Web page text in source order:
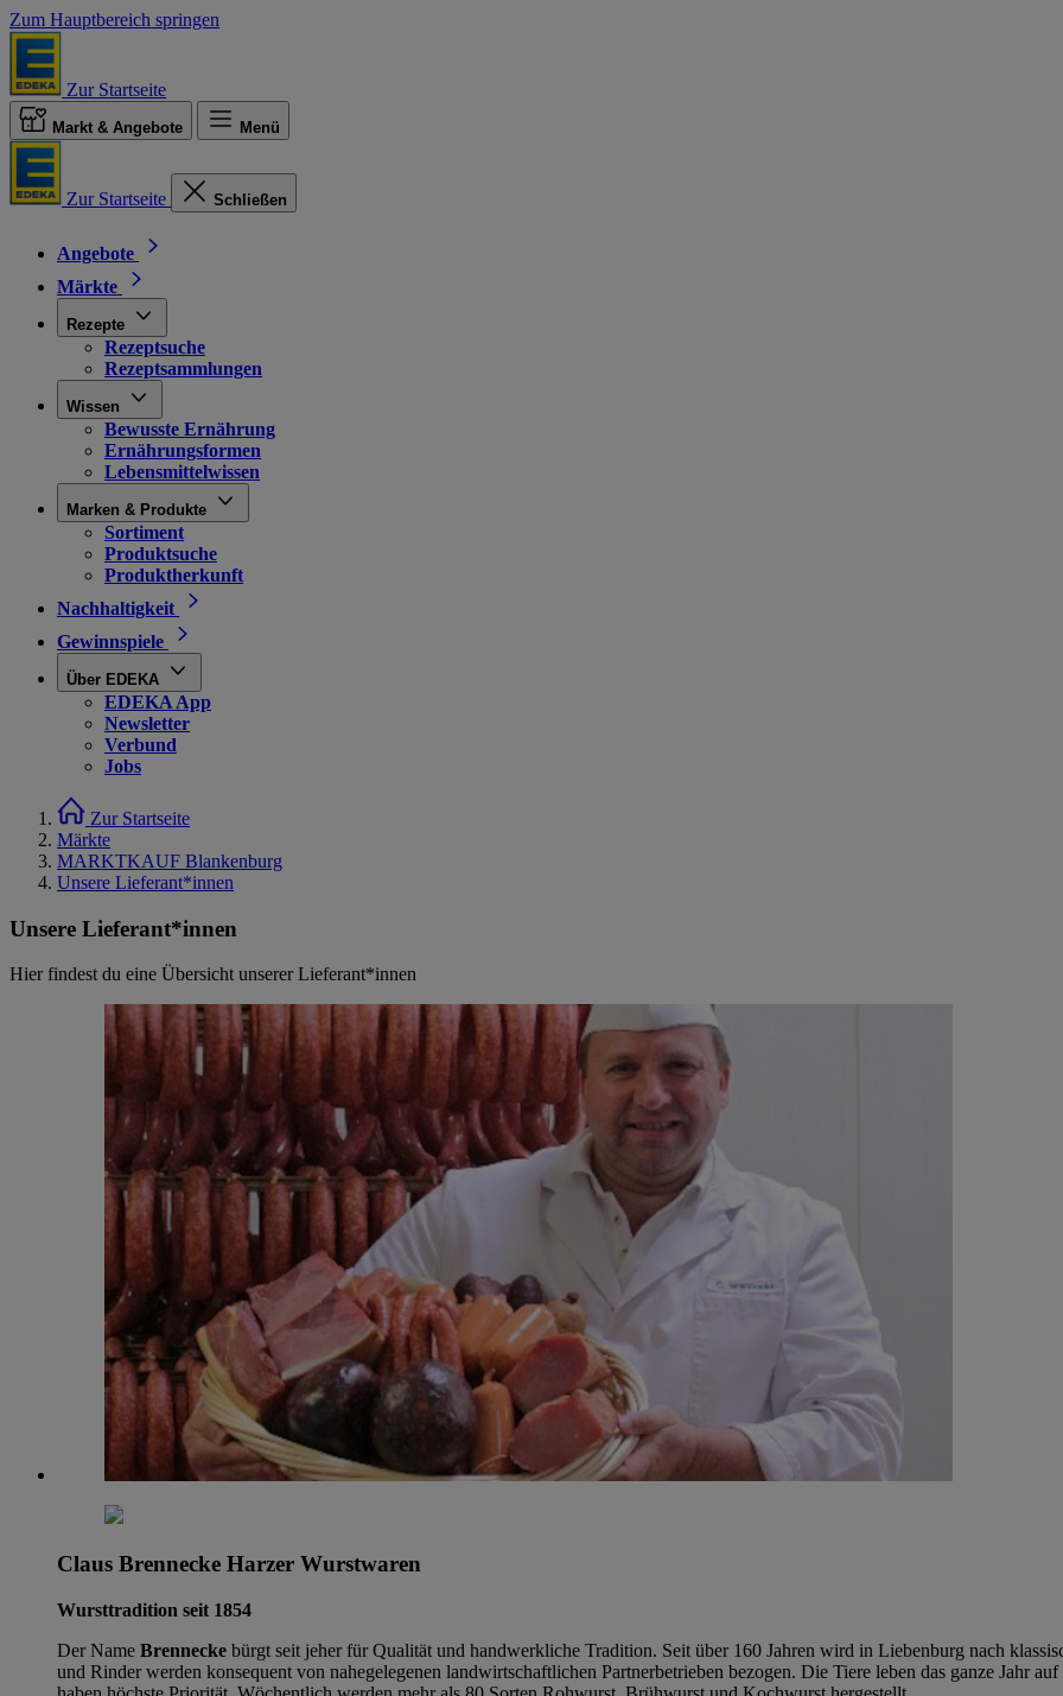
Zum Hauptbereich springen
Zur Startseite
Markt & Angebote Menü
Zur Startseite Schließen
Angebote
Märkte
Rezepte
Rezeptsuche
Rezeptsammlungen
Wissen
Bewusste Ernährung
Ernährungsformen
Lebensmittelwissen
Marken & Produkte
Sortiment
Produktsuche
Produktherkunft
Nachhaltigkeit
Gewinnspiele
Über EDEKA
EDEKA App
Newsletter
Verbund
Jobs
Zur Startseite
Märkte
MARKTKAUF Blankenburg
Unsere Lieferant*innen
Unsere Lieferant*innen
Hier findest du eine Übersicht unserer Lieferant*innen
Claus Brennecke Harzer Wurstwaren
Wursttradition seit 1854
Der Name Brennecke bürgt seit jeher für Qualität und handwerkliche Tradition. Seit über 160 Jahren wird in Liebenburg nach
und Rinder werden konsequent von nahegelegenen landwirtschaftlichen Partnerbetrieben bezogen. Die Tiere leben das ganze Jahr